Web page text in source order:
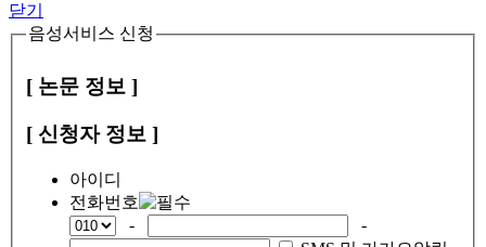
닫기
음성서비스 신청
[ 논문 정보 ]
[ 신청자 정보 ]
아이디
전화번호
-
-